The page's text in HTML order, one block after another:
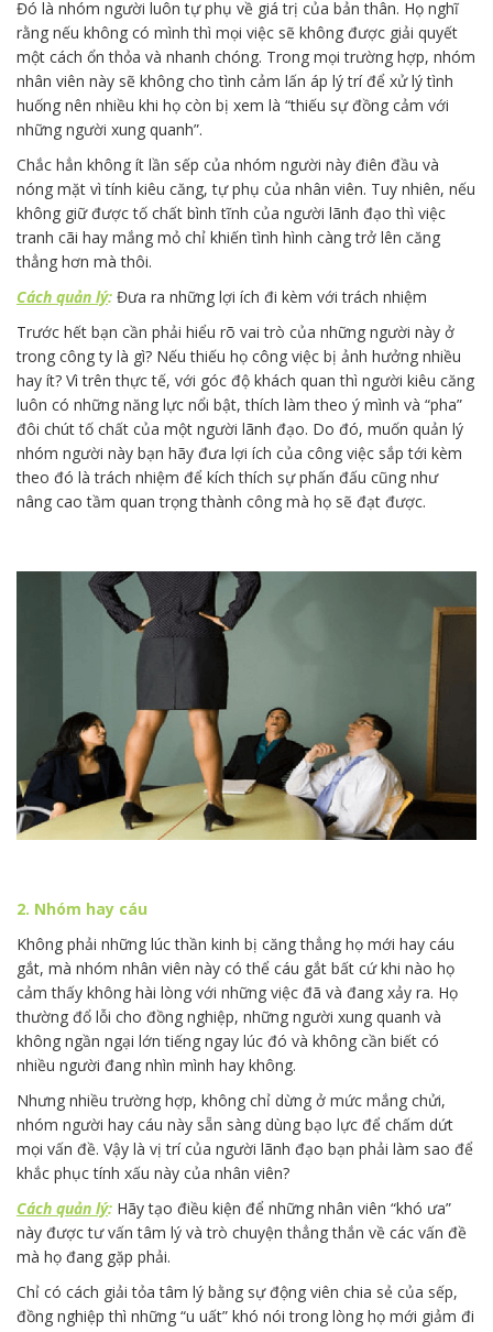
Đó là nhóm người luôn tự phụ về giá trị của bản thân. Họ nghĩ
rằng nếu không có mình thì mọi việc sẽ không được giải quyết
một cách ổn thỏa và nhanh chóng. Trong mọi trường hợp, nhóm
nhân viên này sẽ không cho tình cảm lấn áp lý trí để xử lý tình
huống nên nhiều khi họ còn bị xem là “thiếu sự đồng cảm với
những người xung quanh”.
Chắc hẳn không ít lần sếp của nhóm người này điên đầu và
nóng mặt vì tính kiêu căng, tự phụ của nhân viên. Tuy nhiên, nếu
không giữ được tố chất bình tĩnh của người lãnh đạo thì việc
tranh cãi hay mắng mỏ chỉ khiến tình hình càng trở lên căng
thẳng hơn mà thôi.
Cách quản lý: Đưa ra những lợi ích đi kèm với trách nhiệm
Trước hết bạn cần phải hiểu rõ vai trò của những người này ở
trong công ty là gì? Nếu thiếu họ công việc bị ảnh hưởng nhiều
hay ít? Vì trên thực tế, với góc độ khách quan thì người kiêu căng
luôn có những năng lực nổi bật, thích làm theo ý mình và “pha”
đôi chút tố chất của một người lãnh đạo. Do đó, muốn quản lý
nhóm người này bạn hãy đưa lợi ích của công việc sắp tới kèm
theo đó là trách nhiệm để kích thích sự phấn đấu cũng như
nâng cao tầm quan trọng thành công mà họ sẽ đạt được.
2. Nhóm hay cáu
Không phải những lúc thần kinh bị căng thẳng họ mới hay cáu
gắt, mà nhóm nhân viên này có thể cáu gắt bất cứ khi nào họ
cảm thấy không hài lòng với những việc đã và đang xảy ra. Họ
thường đổ lỗi cho đồng nghiệp, những người xung quanh và
không ngần ngại lớn tiếng ngay lúc đó và không cần biết có
nhiều người đang nhìn mình hay không.
Nhưng nhiều trường hợp, không chỉ dừng ở mức mắng chửi,
nhóm người hay cáu này sẵn sàng dùng bạo lực để chấm dứt
mọi vấn đề. Vậy là vị trí của người lãnh đạo bạn phải làm sao để
khắc phục tính xấu này của nhân viên?
Cách quản lý: Hãy tạo điều kiện để những nhân viên “khó ưa”
này được tư vấn tâm lý và trò chuyện thẳng thắn về các vấn đề
mà họ đang gặp phải.
Chỉ có cách giải tỏa tâm lý bằng sự động viên chia sẻ của sếp,
đồng nghiệp thì những “u uất” khó nói trong lòng họ mới giảm đi